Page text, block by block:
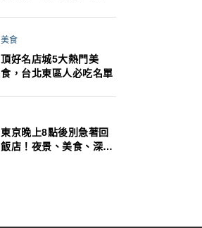
美食
頂好名店城5大熱門美
食，台北東區人必吃名單
東京晚上8點後別急著回
飯店！夜景、美食、深夜